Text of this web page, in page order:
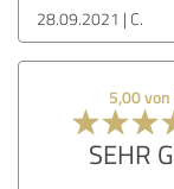
28.09.2021 C.
5,00 von
SEHR